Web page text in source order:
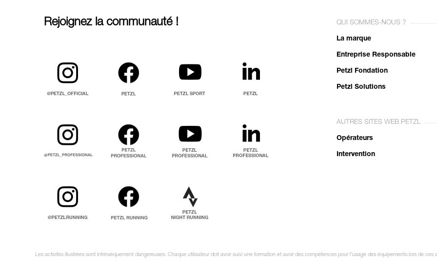
Rejoignez la communauté ! QUI SOMMES-NOUS ?
La marque
Entreprise Responsable
Petzl Fondation
Petzl Solutions
AUTRES SITES WEB PETZL
Opérateurs
Intervention
Les activités illustrées sont intrinsèquement dangereuses. Chaque utilisateur doit avoir suivi une formation et avoir des compétences pour l’usage des équipements lors de